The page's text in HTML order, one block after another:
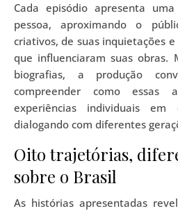
Cada episódio apresenta
pessoa, aproximando o
criativos, de suas inquietações
que influenciaram suas obras.
biografias, a produção
compreender como essas
experiências individuais em
dialogando com diferentes
Oito trajetórias,
sobre o Brasil
As histórias apresentadas